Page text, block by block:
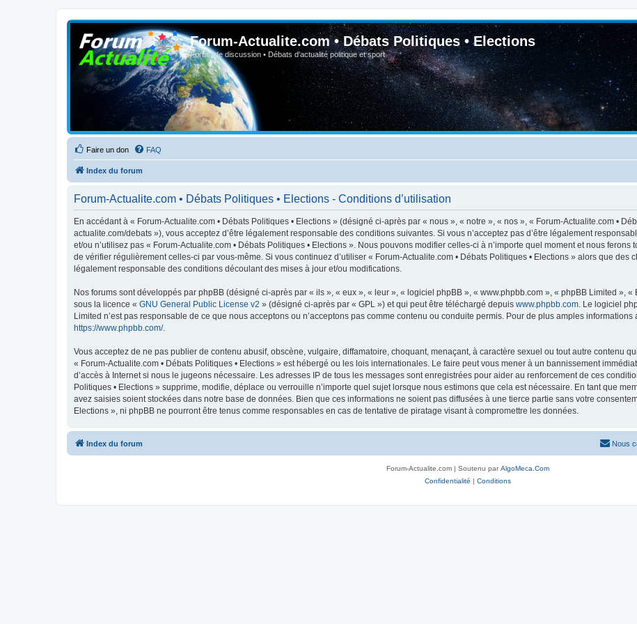
Forum-Actualite.com • Débats Politiques • Elections
Forum de discussion • Débats d'actualité politique et sport
Faire un don FAQ
Index du forum
Forum-Actualite.com • Débats Politiques • Elections - Conditions d’utilisation
En accédant à « Forum-Actualite.com • Débats Politiques • Elections » (désigné ci-après par « nous », « notre », « nos », « Forum-Actualite.com •
actualite.com/debats »), vous acceptez d’être légalement responsable des conditions suivantes. Si vous n’acceptez pas d’être légalement
et/ou n’utilisez pas « Forum-Actualite.com • Débats Politiques • Elections ». Nous pouvons modifier celles-ci à n’importe quel moment et nous
de vérifier régulièrement celles-ci par vous-même. Si vous continuez d’utiliser « Forum-Actualite.com • Débats Politiques • Elections » alors que des
légalement responsable des conditions découlant des mises à jour et/ou modifications.
Nos forums sont développés par phpBB (désigné ci-après par « ils », « eux », « leur », « logiciel phpBB », « www.phpbb.com », « phpBB Limited »,
sous la licence « GNU General Public License v2 » (désigné ci-après par « GPL ») et qui peut être téléchargé depuis www.phpbb.com. Le logiciel
Limited n’est pas responsable de ce que nous acceptons ou n’acceptons pas comme contenu ou conduite permis. Pour de plus amples
https://www.phpbb.com/.
Vous acceptez de ne pas publier de contenu abusif, obscène, vulgaire, diffamatoire, choquant, menaçant, à caractère sexuel ou tout autre contenu
« Forum-Actualite.com • Débats Politiques • Elections » est hébergé ou les lois internationales. Le faire peut vous mener à un bannissement
d’accès à Internet si nous le jugeons nécessaire. Les adresses IP de tous les messages sont enregistrées pour aider au renforcement de ces
Politiques • Elections » supprime, modifie, déplace ou verrouille n’importe quel sujet lorsque nous estimons que cela est nécessaire. En tant que
avez saisies soient stockées dans notre base de données. Bien que ces informations ne soient pas diffusées à une tierce partie sans votre
Elections », ni phpBB ne pourront être tenus comme responsables en cas de tentative de piratage visant à compromettre les données.
Index du forum Nous
Forum-Actualite.com | Soutenu parAlgoMeca.Com
Confidentialité | Conditions